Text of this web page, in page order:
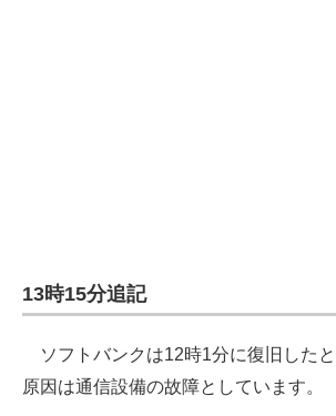
13時15分追記
ソフトバンクは12時1分に復旧したと
原因は通信設備の故障としています。